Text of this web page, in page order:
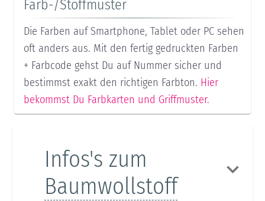
Farb-/Stoffmuster
Die Farben auf Smartphone, Tablet oder PC sehen
oft anders aus. Mit den fertig gedruckten Farben
+ Farbcode gehst Du auf Nummer sicher und
bestimmst exakt den richtigen Farbton. Hier
bekommst Du Farbkarten und Griffmuster.
Infos's zum
Baumwollstoff